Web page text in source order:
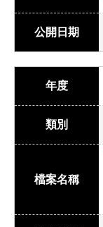
公開日期
年度
類別
檔案名稱